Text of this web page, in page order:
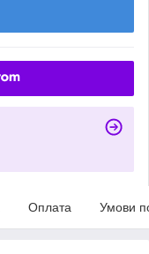
Оплата Умови